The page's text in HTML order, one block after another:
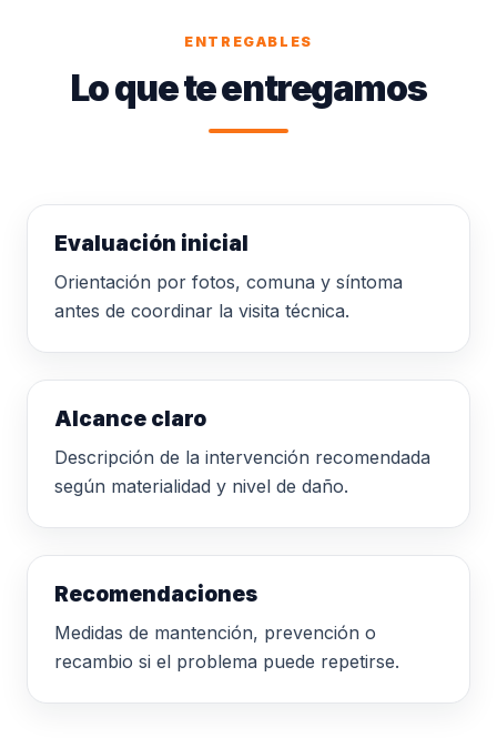
ENTREGABLES
Lo que te entregamos
Evaluación inicial
Orientación por fotos, comuna y síntoma
antes de coordinar la visita técnica.
Alcance claro
Descripción de la intervención recomendada
según materialidad y nivel de daño.
Recomendaciones
Medidas de mantención, prevención o
recambio si el problema puede repetirse.